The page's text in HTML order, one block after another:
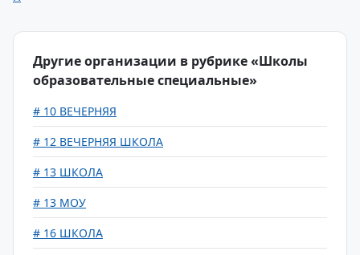
Другие организации в рубрике «Школы
образовательные специальные»
# 10 ВЕЧЕРНЯЯ
# 12 ВЕЧЕРНЯЯ ШКОЛА
# 13 ШКОЛА
# 13 МОУ
# 16 ШКОЛА